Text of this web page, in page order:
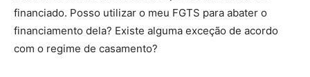
financiado. Posso utilizar o meu FGTS para abater o
financiamento dela? Existe alguma exceção de acordo
com o regime de casamento?